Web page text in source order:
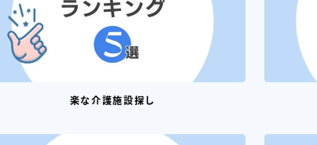
楽な介護施設探し